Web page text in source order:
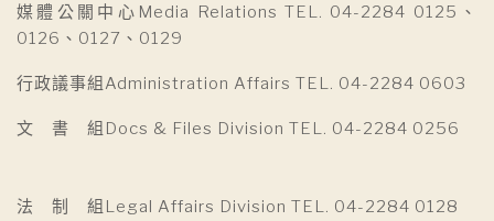
媒體公關中心Media Relations TEL. 04-2284 0125、
0126、0127、0129
行政議事組Administration Affairs TEL. 04-2284 0603
文 書 組Docs & Files Division TEL. 04-2284 0256
法 制 組Legal Affairs Division TEL. 04-2284 0128